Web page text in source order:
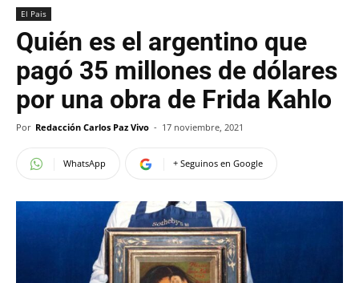
El Pais
Quién es el argentino que
pagó 35 millones de dólares
por una obra de Frida Kahlo
Por Redacción Carlos Paz Vivo - 17 noviembre, 2021
WhatsApp + Seguinos en Google